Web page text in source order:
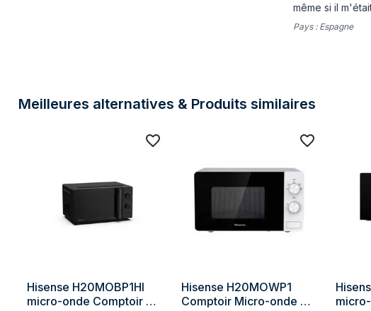
même si il
Pays : Espagne
Meilleures alternatives & Produits similaires
Hisense H20MOBP1HI
micro-onde Comptoir
Hisense H20MOWP1
Comptoir Micro-onde